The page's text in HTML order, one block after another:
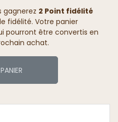
gagnerez 2 Point fidélité
fidélité. Votre panier
pourront être convertis en
achat.